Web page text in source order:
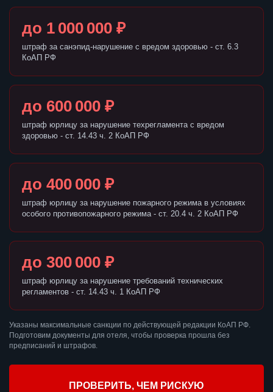
до 1 000 000 ₽
штраф за санэпид-нарушение с вредом здоровью - ст. 6.3
КоАП РФ
до 600 000 ₽
штраф юрлицу за нарушение техрегламента с вредом
здоровью - ст. 14.43 ч. 2 КоАП РФ
до 400 000 ₽
штраф юрлицу за нарушение пожарного режима в условиях
особого противопожарного режима - ст. 20.4 ч. 2 КоАП РФ
до 300 000 ₽
штраф юрлицу за нарушение требований технических
регламентов - ст. 14.43 ч. 1 КоАП РФ
Указаны максимальные санкции по действующей редакции КоАП РФ.
Подготовим документы для отеля, чтобы проверка прошла без
предписаний и штрафов.
ПРОВЕРИТЬ, ЧЕМ РИСКУЮ